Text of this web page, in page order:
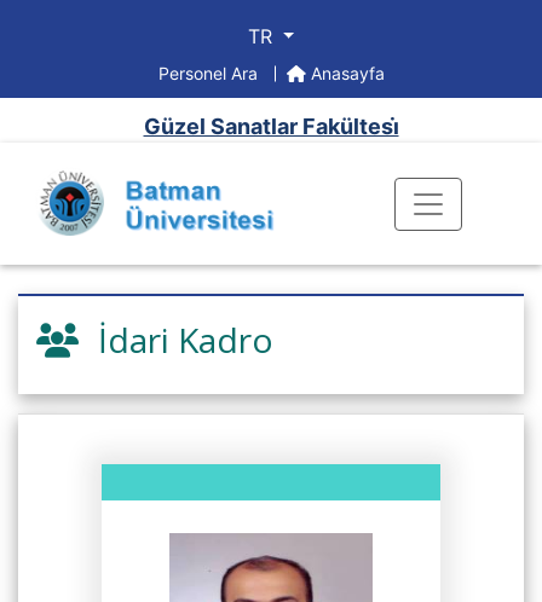
TR
Personel Ara Anasayfa
Güzel Sanatlar Fakültesi̇
İdari Kadro